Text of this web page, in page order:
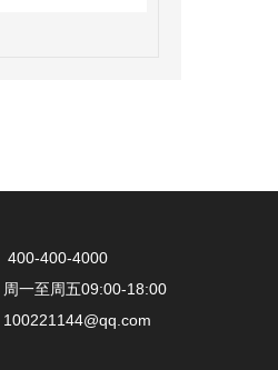
400-400-4000
周一至周五09:00-18:00
100221144@qq.com